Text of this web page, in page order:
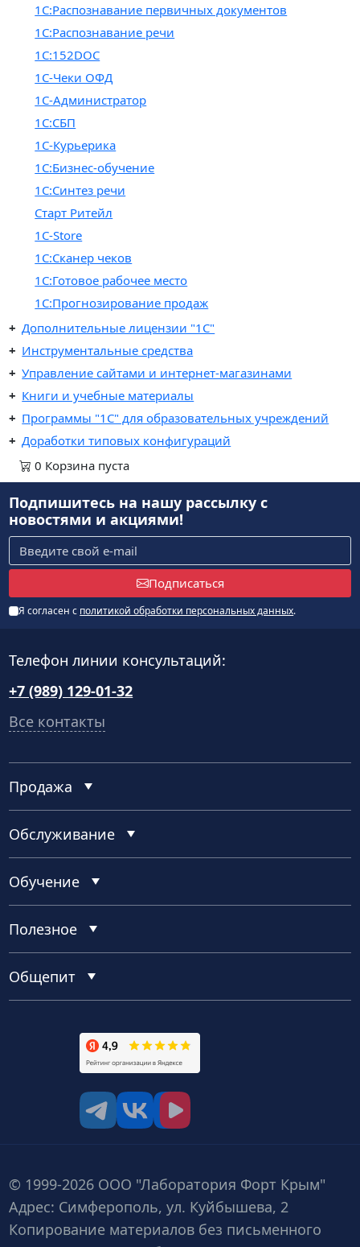
1С:Распознавание первичных документов
1С:Распознавание речи
1С:152DOC
1С-Чеки ОФД
1С-Администратор
1С:СБП
1С-Курьерика
1С:Бизнес-обучение
1С:Синтез речи
Старт Ритейл
1C-Store
1С:Сканер чеков
1С:Готовое рабочее место
1С:Прогнозирование продаж
Дополнительные лицензии "1С"
Инструментальные средства
Управление сайтами и интернет-магазинами
Книги и учебные материалы
Программы "1С" для образовательных учреждений
Доработки типовых конфигураций
0 Корзина пуста
Подпишитесь на нашу рассылкус
новостями и акциями!
Подписаться
Я согласен с политикой обработки персональных данных.
Телефон линии консультаций:
+7 (989) 129-01-32
Все контакты
Продажа
Обслуживание
Обучение
Полезное
Общепит
© 1999-2026 ООО "Лаборатория Форт Крым"
Адрес: Симферополь, ул. Куйбышева, 2
Копирование материалов без письменного